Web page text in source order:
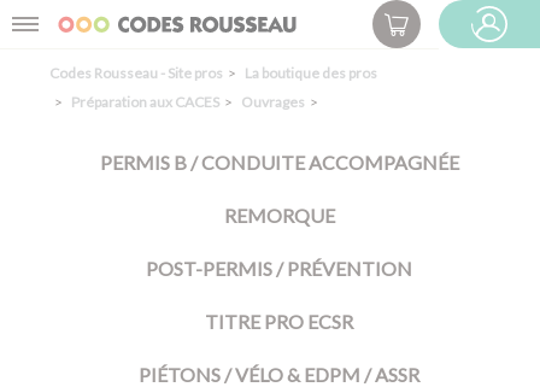
Menu
Codes Rousseau - Site pros
La boutique des pros
Préparation aux CACES
Ouvrages
PERMIS B / CONDUITE ACCOMPAGNÉE
REMORQUE
POST-PERMIS / PRÉVENTION
TITRE PRO ECSR
PIÉTONS / VÉLO & EDPM / ASSR
Panneau de gestion des cookies